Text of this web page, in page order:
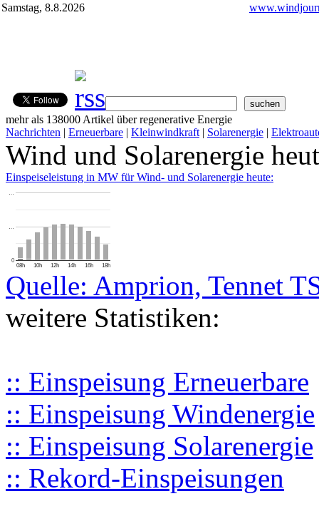
Samstag, 8.8.2026
mehr als 138000 Artikel über regenerative Energie
Nachrichten | Erneuerbare | Kleinwindkraft | Solarenergie |
Wind und Solarenergie
Einspeiseleistung in MW für Wind- und Solarenergie heute:
08h 10h 12h 14h 16h 18h
0
…
…
Quelle: Amprion, Tennet
weitere Statistiken:
:: Einspeisung Erneuerbare
:: Einspeisung Windenergie
:: Einspeisung Solarenergie
:: Rekord-Einspeisungen